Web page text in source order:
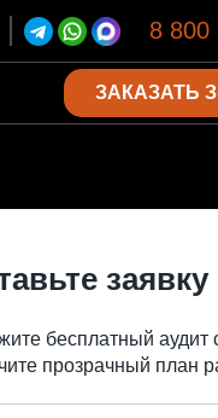
8 800
ЗАКАЗАТЬ
заявку
бесплатный аудит
прозрачный план